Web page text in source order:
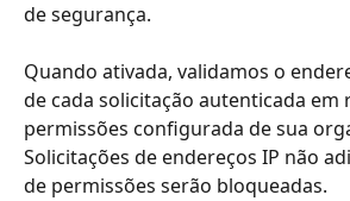
de segurança.
Quando ativada, validamos o
de cada solicitação autenticada em
permissões configurada de sua
Solicitações de endereços IP não
de permissões serão bloqueadas.